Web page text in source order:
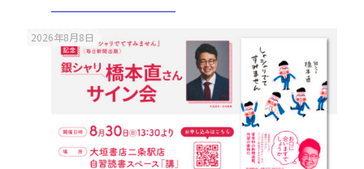
2026年8月8日